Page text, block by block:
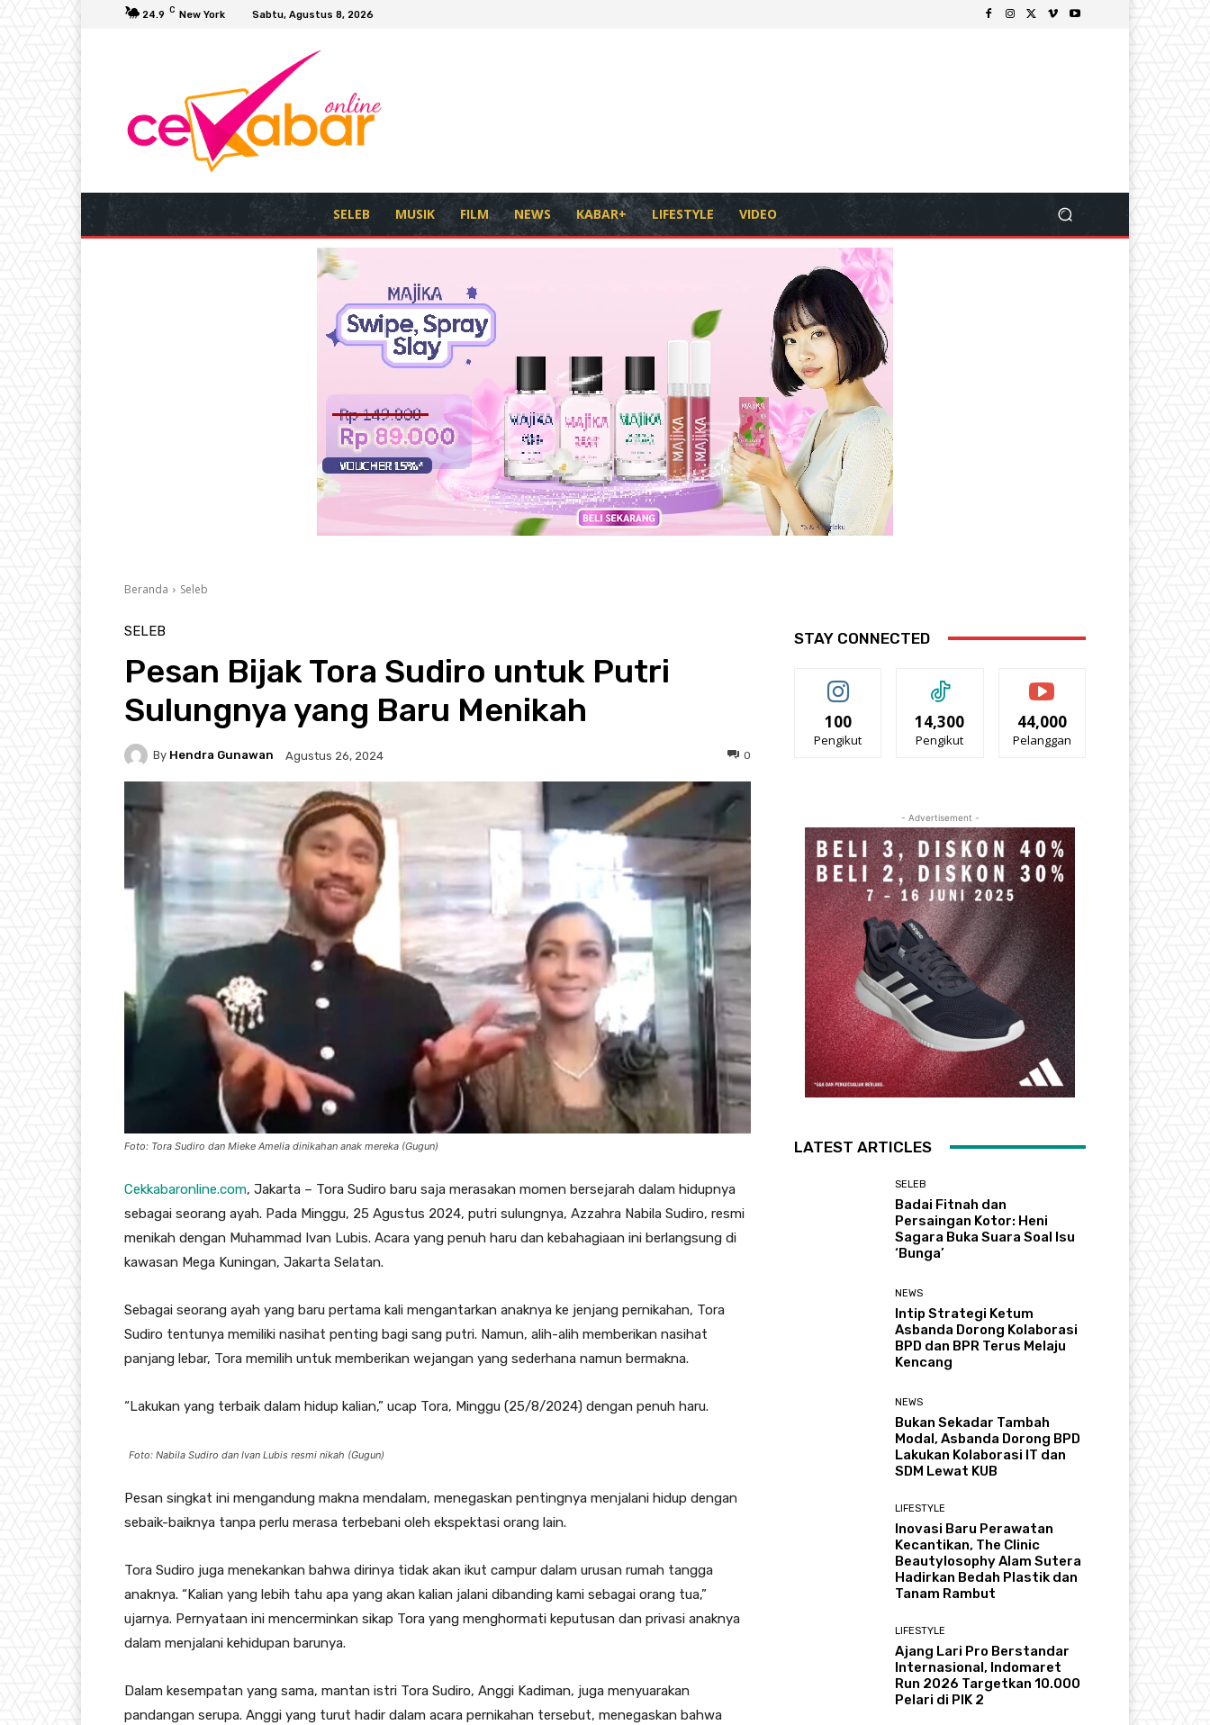
24.9 C New York Sabtu, Agustus 8, 2026
SELEB MUSIK FILM NEWS KABAR+ LIFESTYLE VIDEO
Beranda Seleb
SELEB
Pesan Bijak Tora Sudiro untuk Putri
Sulungnya yang Baru Menikah
By Hendra Gunawan Agustus 26, 2024 0
Foto: Tora Sudiro dan Mieke Amelia dinikahan anak mereka (Gugun)
Cekkabaronline.com, Jakarta – Tora Sudiro baru saja merasakan momen bersejarah dalam hidupnya
sebagai seorang ayah. Pada Minggu, 25 Agustus 2024, putri sulungnya, Azzahra Nabila Sudiro, resmi
menikah dengan Muhammad Ivan Lubis. Acara yang penuh haru dan kebahagiaan ini berlangsung di
kawasan Mega Kuningan, Jakarta Selatan.
Sebagai seorang ayah yang baru pertama kali mengantarkan anaknya ke jenjang pernikahan, Tora
Sudiro tentunya memiliki nasihat penting bagi sang putri. Namun, alih-alih memberikan nasihat
panjang lebar, Tora memilih untuk memberikan wejangan yang sederhana namun bermakna.
“Lakukan yang terbaik dalam hidup kalian,” ucap Tora, Minggu (25/8/2024) dengan penuh haru.
Foto: Nabila Sudiro dan Ivan Lubis resmi nikah (Gugun)
Pesan singkat ini mengandung makna mendalam, menegaskan pentingnya menjalani hidup dengan
sebaik-baiknya tanpa perlu merasa terbebani oleh ekspektasi orang lain.
Tora Sudiro juga menekankan bahwa dirinya tidak akan ikut campur dalam urusan rumah tangga
anaknya. “Kalian yang lebih tahu apa yang akan kalian jalani dibanding kami sebagai orang tua,”
ujarnya. Pernyataan ini mencerminkan sikap Tora yang menghormati keputusan dan privasi anaknya
dalam menjalani kehidupan barunya.
Dalam kesempatan yang sama, mantan istri Tora Sudiro, Anggi Kadiman, juga menyuarakan
pandangan serupa. Anggi yang turut hadir dalam acara pernikahan tersebut, menegaskan bahwa
STAY CONNECTED
100
Pengikut
14,300
Pengikut
44,000
Pelanggan
- Advertisement -
LATEST ARTICLES
SELEB
Badai Fitnah dan
Persaingan Kotor: Heni
Sagara Buka Suara Soal Isu
‘Bunga’
NEWS
Intip Strategi Ketum
Asbanda Dorong Kolaborasi
BPD dan BPR Terus Melaju
Kencang
NEWS
Bukan Sekadar Tambah
Modal, Asbanda Dorong BPD
Lakukan Kolaborasi IT dan
SDM Lewat KUB
LIFESTYLE
Inovasi Baru Perawatan
Kecantikan, The Clinic
Beautylosophy Alam Sutera
Hadirkan Bedah Plastik dan
Tanam Rambut
LIFESTYLE
Ajang Lari Pro Berstandar
Internasional, Indomaret
Run 2026 Targetkan 10.000
Pelari di PIK 2